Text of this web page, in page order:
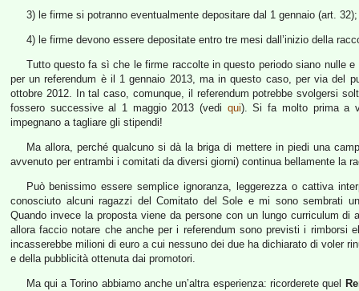
3) le firme si potranno eventualmente depositare dal 1 gennaio (art. 32);
4) le firme devono essere depositate entro tre mesi dall’inizio della
Tutto questo fa sì che le firme raccolte in questo periodo siano nulle
per un referendum è il 1 gennaio 2013, ma in questo caso, per via del
ottobre 2012. In tal caso, comunque, il referendum potrebbe svolgersi
fossero successive al 1 maggio 2013 (vedi qui). Si fa molto prima a
impegnano a tagliare gli stipendi!
Ma allora, perché qualcuno si dà la briga di mettere in piedi una
avvenuto per entrambi i comitati da diversi giorni) continua bellamente la
Può benissimo essere semplice ignoranza, leggerezza o cattiva
conosciuto alcuni ragazzi del Comitato del Sole e mi sono sembrati
Quando invece la proposta viene da persone con un lungo curriculum
allora faccio notare che anche per i referendum sono previsti i rimborsi
incasserebbe milioni di euro a cui nessuno dei due ha dichiarato di voler
e della pubblicità ottenuta dai promotori.
Ma qui a Torino abbiamo anche un’altra esperienza: ricorderete quel